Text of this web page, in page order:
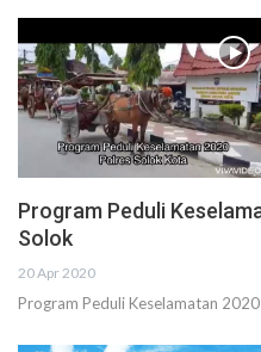
Program Peduli
Solok
20 Apr 2020
Program Peduli Keselamatan